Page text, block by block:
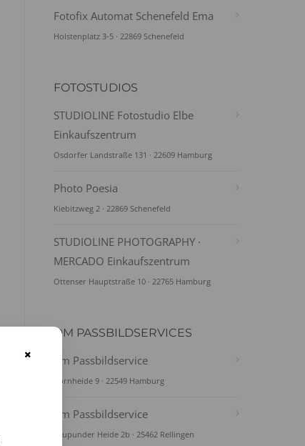
Fotofix Automat Schenefeld Ema
Holstenplatz 3-5 · 22869 Schenefeld
FOTOSTUDIOS
STUDIOLINE Fotostudio Elbe
Einkaufszentrum
Osdorfer Landstraße 131 · 22609 Hamburg
Photo Poesia
Kiebitzweg 2 · 22869 Schenefeld
STUDIOLINE PHOTOGRAPHY ·
MERCADO Einkaufszentrum
Ottenser Hauptstraße 10 · 22765 Hamburg
DM PASSBILDSERVICES
dm Passbildservice
Bornheide 9 · 22549 Hamburg
dm Passbildservice
Krupunder Heide 2b · 25462 Rellingen
×